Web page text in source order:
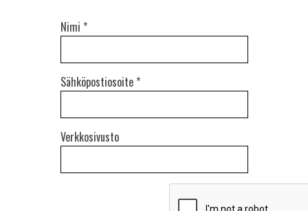
Nimi *
Sähköpostiosoite *
Verkkosivusto